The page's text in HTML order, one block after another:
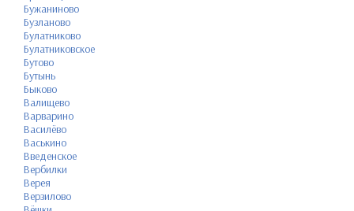
Бужаниново
Бузланово
Булатниково
Булатниковское
Бутово
Бутынь
Быково
Валищево
Варварино
Василёво
Васькино
Введенское
Вербилки
Верея
Верзилово